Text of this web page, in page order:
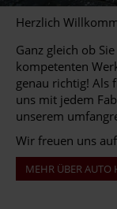
Herzlich
Ganz gleich ob
kompetenten
genau richtig! Als
uns mit jedem
unserem
Wir freuen uns
MEHR ÜBER AUTO